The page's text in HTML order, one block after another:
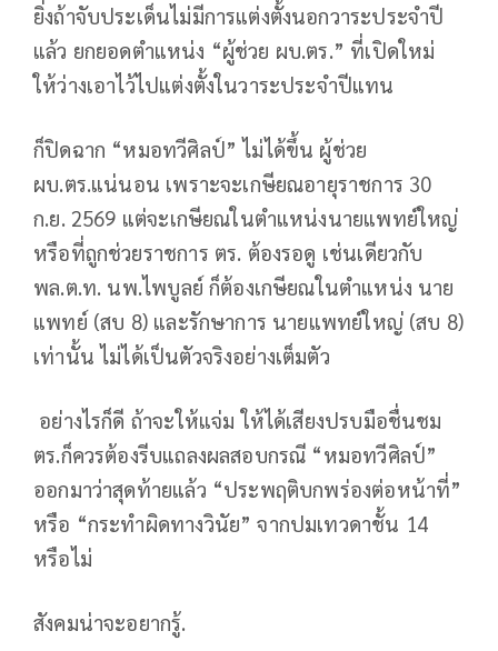
ยิ่งถ้าจับประเด็นไม่มีการแต่งตั้งนอกวาระประจำปี
แล้ว ยกยอดตำแหน่ง “ผู้ช่วย ผบ.ตร.” ที่เปิดใหม่
ให้ว่างเอาไว้ไปแต่งตั้งในวาระประจำปีแทน
ก็ปิดฉาก “หมอทวีศิลป์” ไม่ได้ขึ้น ผู้ช่วย
ผบ.ตร.แน่นอน เพราะจะเกษียณอายุราชการ 30
ก.ย. 2569 แต่จะเกษียณในตำแหน่งนายแพทย์ใหญ่
หรือที่ถูกช่วยราชการ ตร. ต้องรอดู เช่นเดียวกับ
พล.ต.ท. นพ.ไพบูลย์ ก็ต้องเกษียณในตำแหน่ง นาย
แพทย์ (สบ 8) และรักษาการ นายแพทย์ใหญ่ (สบ 8)
เท่านั้น ไม่ได้เป็นตัวจริงอย่างเต็มตัว
อย่างไรก็ดี ถ้าจะให้แจ่ม ให้ได้เสียงปรบมือชื่นชม
ตร.ก็ควรต้องรีบแถลงผลสอบกรณี “หมอทวีศิลป์”
ออกมาว่าสุดท้ายแล้ว “ประพฤติบกพร่องต่อหน้าที่”
หรือ “กระทำผิดทางวินัย” จากปมเทวดาชั้น 14
หรือไม่
สังคมน่าจะอยากรู้.